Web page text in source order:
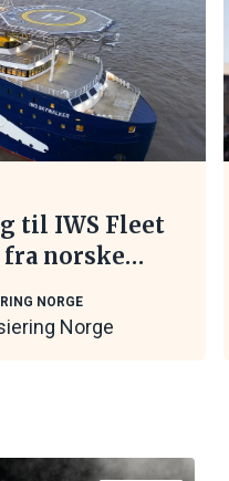
til IWS Fleet
norske
NORGE
Norge